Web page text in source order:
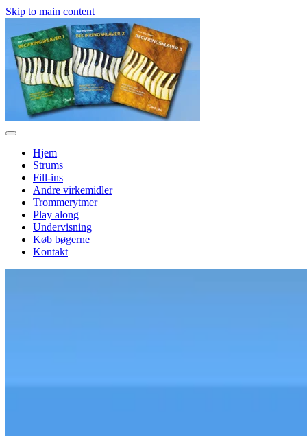
Skip to main content
Hjem
Strums
Fill-ins
Andre virkemidler
Trommerytmer
Play along
Undervisning
Køb bøgerne
Kontakt